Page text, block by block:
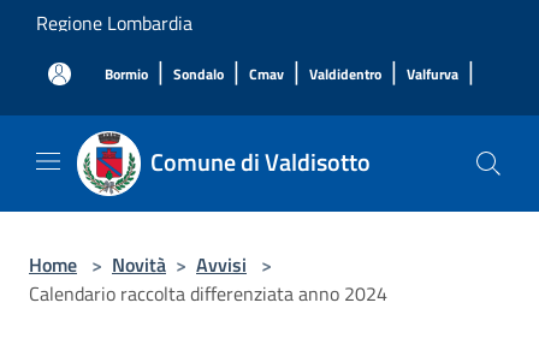
Salta al contenuto principale
Regione Lombardia
Bormio | Sondalo | Cmav | Valdidentro | Valfurva |
Comune di Valdisotto
Home > Novità > Avvisi >
Calendario raccolta differenziata anno 2024